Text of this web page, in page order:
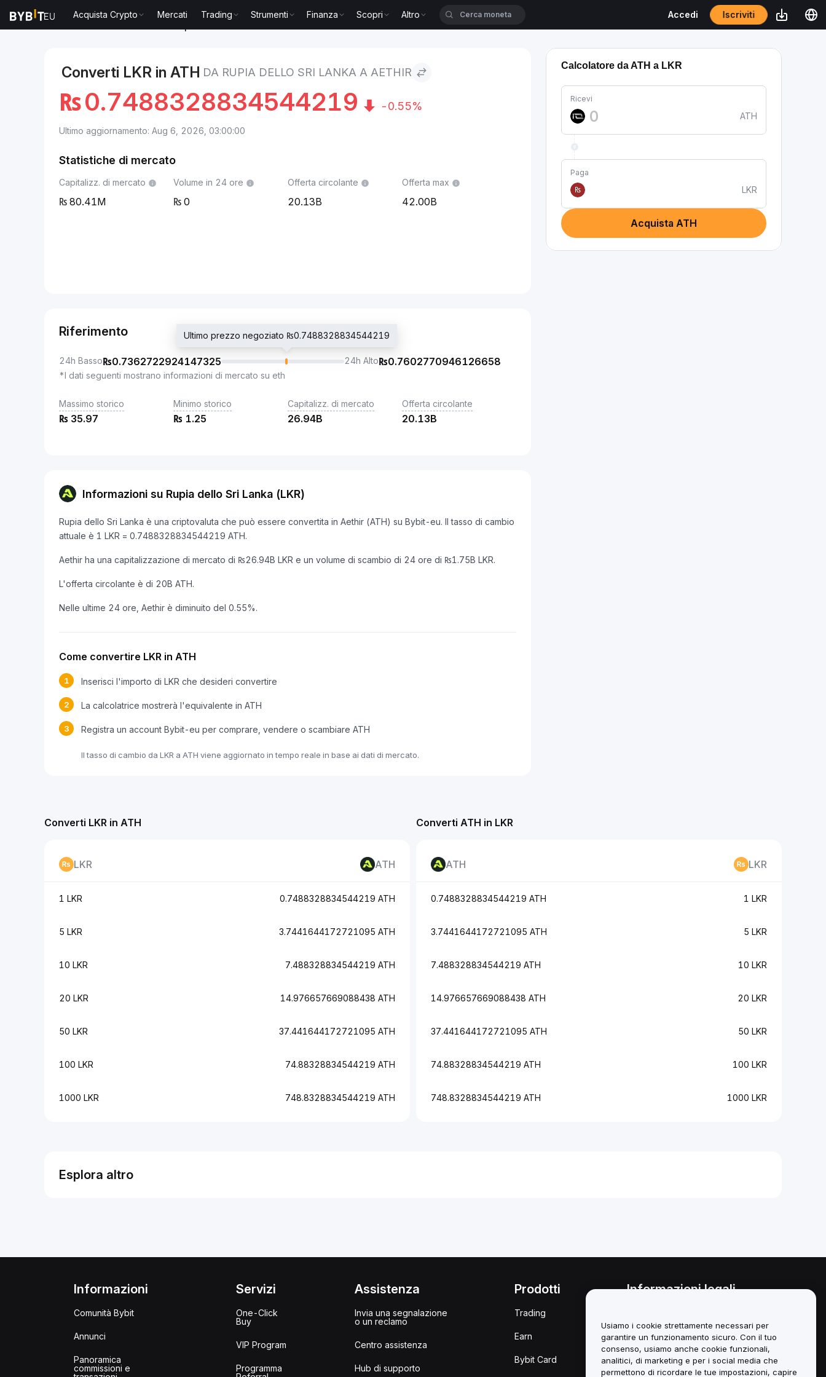
Acquista Crypto Mercati Trading Strumenti Finanza Scopri Altro Accedi Iscriviti
Converti LKR in ATH DA RUPIA DELLO SRI LANKA A AETHIR
₨0.7488328834544219 -0.55%
Ultimo aggiornamento: Aug 6, 2026, 03:00:00
Statistiche di mercato
Capitalizz. di mercato
80.41M
Volume in 24 ore
0
Offerta circolante
20.13B
Offerta max
42.00B
Riferimento
24h Basso₨0.7362722924147325
Ultimo prezzo negoziato ₨0.7488328834544219
24h Alto₨0.7602770946126658
*I dati seguenti mostrano informazioni di mercato su eth
Massimo storico
₨ 35.97
Minimo storico
₨ 1.25
Capitalizz. di mercato
26.94B
Offerta circolante
20.13B
Informazioni su Rupia dello Sri Lanka (LKR)
Rupia dello Sri Lanka è una criptovaluta che può essere convertita in Aethir (ATH) su Bybit-eu. Il tasso di cambio
attuale è 1 LKR = 0.7488328834544219 ATH.
Aethir ha una capitalizzazione di mercato di ₨26.94B LKR e un volume di scambio di 24 ore di ₨1.75B LKR.
L'offerta circolante è di 20B ATH.
Nelle ultime 24 ore, Aethir è diminuito del 0.55%.
Come convertire LKR in ATH
1 Inserisci l'importo di LKR che desideri convertire
2 La calcolatrice mostrerà l'equivalente in ATH
3 Registra un account Bybit-eu per comprare, vendere o scambiare ATH
Il tasso di cambio da LKR a ATH viene aggiornato in tempo reale in base ai dati di mercato.
Calcolatore da ATH a LKR
Ricevi
ATH
Paga
₨
LKR
Acquista ATH
Converti ATH in LKR
ATH LKR
0.7488328834544219 ATH 1 LKR
3.7441644172721095 ATH 5 LKR
7.488328834544219 ATH 10 LKR
14.976657669088438 ATH 20 LKR
37.441644172721095 ATH 50 LKR
74.88328834544219 ATH 100 LKR
748.8328834544219 ATH 1000 LKR
Converti LKR in ATH
LKR ATH
1 LKR 0.7488328834544219 ATH
5 LKR 3.7441644172721095 ATH
10 LKR 7.488328834544219 ATH
20 LKR 14.976657669088438 ATH
50 LKR 37.441644172721095 ATH
100 LKR 74.88328834544219 ATH
1000 LKR 748.8328834544219 ATH
Esplora altro
Informazioni
Comunità Bybit
Annunci
Panoramica
commissioni e
Servizi
One-Click
Buy
VIP Program
Programma
Assistenza
Invia una segnalazione
o un reclamo
Centro assistenza
Hub di supporto
Prodotti
Trading
Earn
Bybit Card
Informazioni legali
Sintesi della *Custody and
Administration Policy*
Informazioni ESG
Usiamo i cookie strettamente necessari per
garantire un funzionamento sicuro. Con il tuo
consenso, usiamo anche cookie funzionali,
analitici, di marketing e per i social media che
permettono di ricordare le tue impostazioni, capire